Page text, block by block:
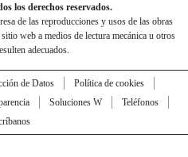
los derechos reservados.
de las reproducciones y usos de las obras
web a medios de lectura mecánica u otros
adecuados.
de Datos
Política de cookies
Soluciones W
Teléfonos